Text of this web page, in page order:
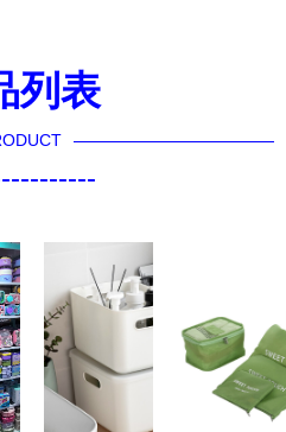
列表